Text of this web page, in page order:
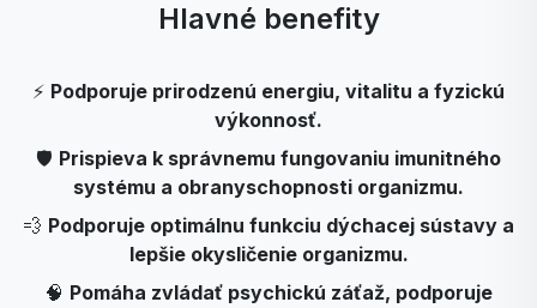
Hlavné benefity
⚡ Podporuje prirodzenú energiu, vitalitu a fyzickú
výkonnosť.
🛡️ Prispieva k správnemu fungovaniu imunitného
systému a obranyschopnosti organizmu.
💨 Podporuje optimálnu funkciu dýchacej sústavy a
lepšie okysličenie organizmu.
🧠 Pomáha zvládať psychickú záťaž, podporuje